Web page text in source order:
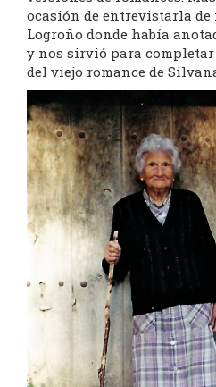
ocasión de entrevistarla de
Logroño donde había
y nos sirvió para
del viejo romance de